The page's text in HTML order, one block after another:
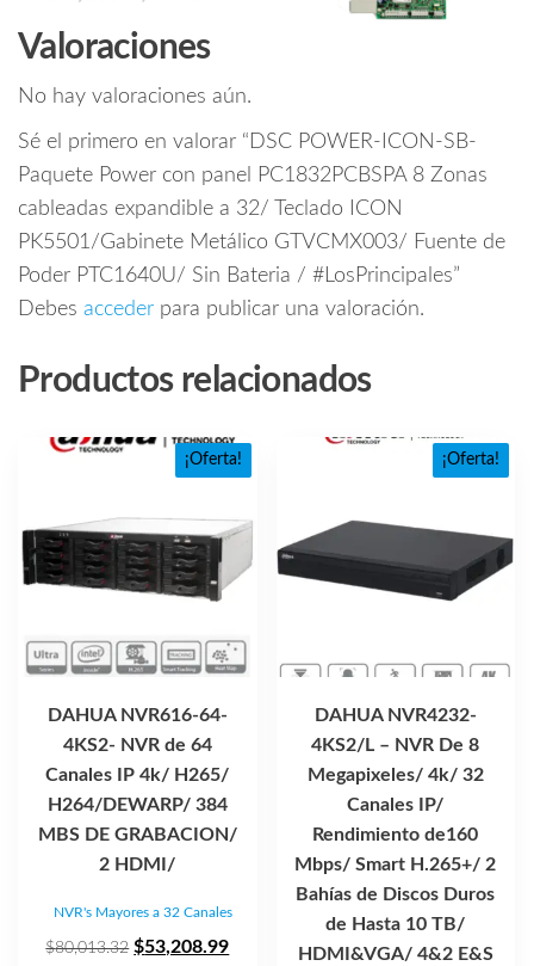
Valoraciones
No hay valoraciones aún.
Sé el primero en valorar “DSC POWER-ICON-SB-
Paquete Power con panel PC1832PCBSPA 8 Zonas
cableadas expandible a 32/ Teclado ICON
PK5501/Gabinete Metálico GTVCMX003/ Fuente de
Poder PTC1640U/ Sin Bateria / #LosPrincipales”
Debes acceder para publicar una valoración.
Productos relacionados
¡Oferta!
DAHUA NVR616-64-
4KS2- NVR de 64
Canales IP 4k/ H265/
H264/DEWARP/ 384
MBS DE GRABACION/
2 HDMI/
NVR's Mayores a 32 Canales
$80,013.32 El
$53,208.99El
¡Oferta!
DAHUA NVR4232-
4KS2/L – NVR De 8
Megapixeles/ 4k/ 32
Canales IP/
Rendimiento de160
Mbps/ Smart H.265+/ 2
Bahías de Discos Duros
de Hasta 10 TB/
HDMI&VGA/ 4&2 E&S